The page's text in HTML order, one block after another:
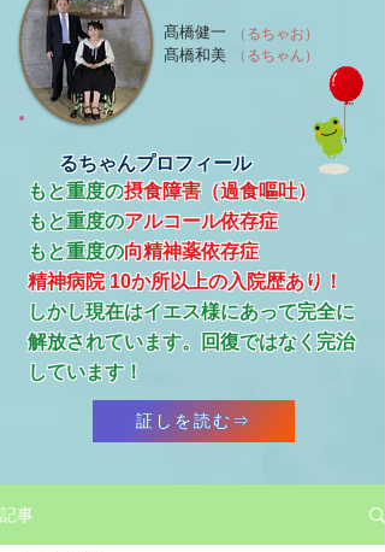
（るちゃお）
（るちゃん）
髙橋健一
髙橋和美
るちゃんプロフィール
もと重度の摂食障害（過食嘔吐）
もと重度のアルコール依存症
​もと重度の向精神薬依存症
精神病院 10か所以上の入院歴あり！
​しかし現在はイエス様にあって完全に
解放されています。回復ではなく完治
しています！
証しを読む⇒
記事